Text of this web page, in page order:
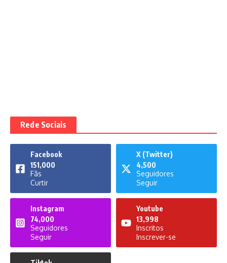
Rede Sociais
Facebook
151,000
Fãs
Curtir
X (Twitter)
4,500
Seguidores
Seguir
Instagram
74,000
Seguidores
Seguir
Youtube
13,998
Inscritos
Inscrever-se